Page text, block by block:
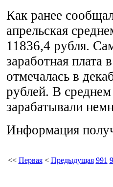
Как ранее
апрельская
11836,4 рубля.
заработная плата
отмечалась в
рублей. В
зарабатывали
Информация
<< Первая< Предыдущая 991